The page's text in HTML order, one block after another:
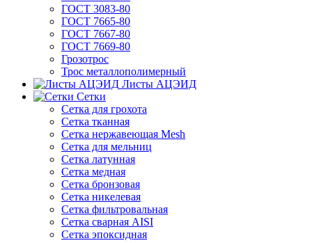
ГОСТ 3083-80
ГОСТ 7665-80
ГОСТ 7667-80
ГОСТ 7669-80
Грозотрос
Трос металлополимерный
Листы АЦЭИД
Сетки
Сетка для грохота
Сетка тканная
Сетка нержавеющая Mesh
Сетка для мельниц
Сетка латунная
Сетка медная
Сетка бронзовая
Сетка никелевая
Сетка фильтровальная
Сетка сварная AISI
Сетка эпоксидная